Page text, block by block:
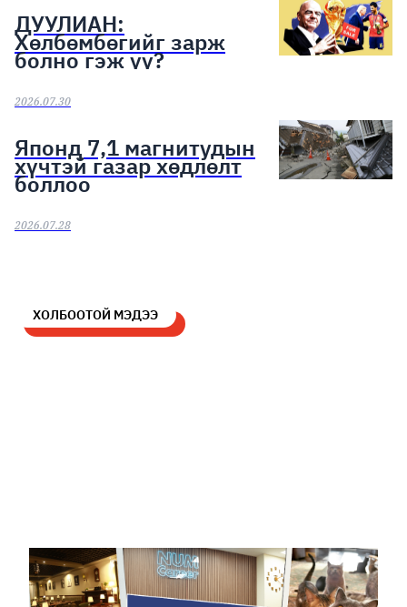
ДУУЛИАН:
Хөлбөмбөгийг зарж
болно гэж үү?
2026.07.30
Японд 7,1 магнитудын
хүчтэй газар хөдлөлт
боллоо
2026.07.28
ХОЛБООТОЙ МЭДЭЭ